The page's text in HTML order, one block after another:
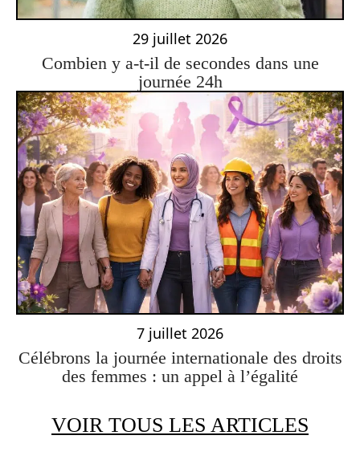
29 juillet 2026
Combien y a-t-il de secondes dans une
journée 24h
7 juillet 2026
Célébrons la journée internationale des droits
des femmes : un appel à l’égalité
VOIR TOUS LES ARTICLES